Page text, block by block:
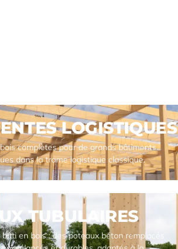
LOGISTIQUES
complètes pour de grands bâtiments
dans la trame logistique classique.
TUBULAIRES
en bois : des poteaux béton remplacés